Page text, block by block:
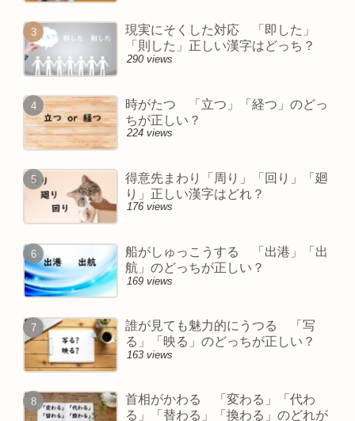
現実にそくした対応 「即した」
「則した」正しい漢字はどっち？
290 views
時がたつ 「立つ」「経つ」のどっ
ちが正しい？
224 views
得意先まわり「周り」「回り」「廻
り」正しい漢字はどれ？
176 views
船がしゅっこうする 「出港」「出
航」のどっちが正しい？
169 views
誰が見ても魅力的にうつる 「写
る」「映る」のどっちが正しい？
163 views
首相がかわる 「変わる」「代わ
る」「替わる」「換わる」のどれが